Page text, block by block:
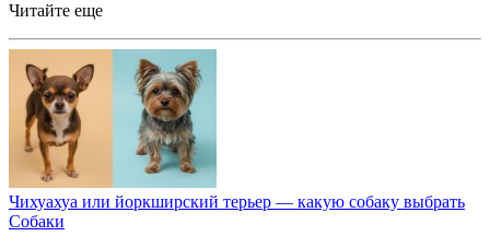
Читайте еще
Чихуахуа или йоркширский терьер — какую собаку выбрать
Собаки